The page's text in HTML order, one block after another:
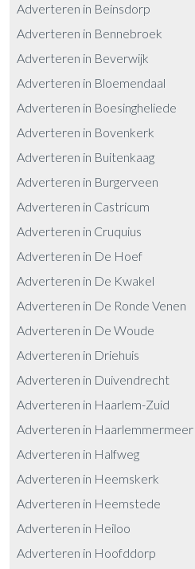
Adverteren in Beinsdorp
Adverteren in Bennebroek
Adverteren in Beverwijk
Adverteren in Bloemendaal
Adverteren in Boesingheliede
Adverteren in Bovenkerk
Adverteren in Buitenkaag
Adverteren in Burgerveen
Adverteren in Castricum
Adverteren in Cruquius
Adverteren in De Hoef
Adverteren in De Kwakel
Adverteren in De Ronde Venen
Adverteren in De Woude
Adverteren in Driehuis
Adverteren in Duivendrecht
Adverteren in Haarlem-Zuid
Adverteren in Haarlemmermeer
Adverteren in Halfweg
Adverteren in Heemskerk
Adverteren in Heemstede
Adverteren in Heiloo
Adverteren in Hoofddorp